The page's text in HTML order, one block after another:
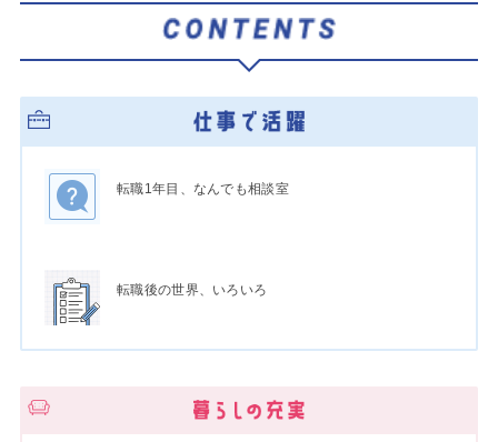
転職1年目、なんでも相談室
転職後の世界、いろいろ